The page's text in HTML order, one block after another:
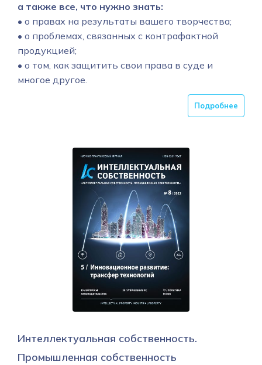
а также все, что нужно знать:
• о правах на результаты вашего творчества;
• о проблемах, связанных с контрафактной
продукцией;
• о том, как защитить свои права в суде и
многое другое.
Подробнее
Интеллектуальная собственность.
Промышленная собственность